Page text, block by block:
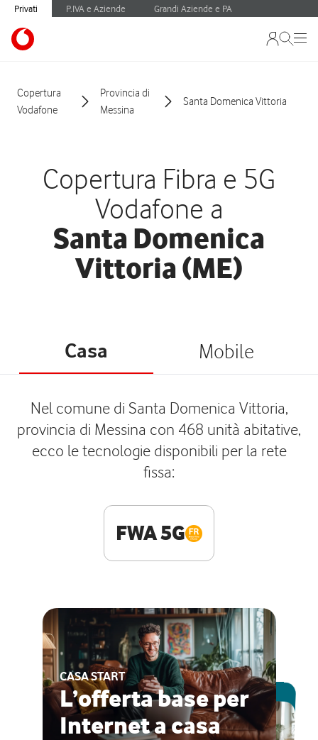
Privati P.IVA e Aziende Grandi Aziende e PA
Copertura
Vodafone
Provincia di
Messina
Santa Domenica Vittoria
Copertura Fibra e 5G
Vodafone a
Santa Domenica
Vittoria (ME)
Casa Mobile
Nel comune di Santa Domenica Vittoria,
provincia di Messina con 468 unità abitative,
ecco le tecnologie disponibili per la rete
fissa:
FWA 5G
CASA START
L’offerta base per
Internet a casa
ESCLUSIVA ONLINE